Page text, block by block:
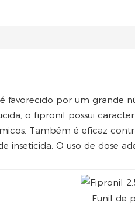
favorecido por um grande
o fipronil possui
Também é eficaz
inseticida. O uso de dose
Funil de